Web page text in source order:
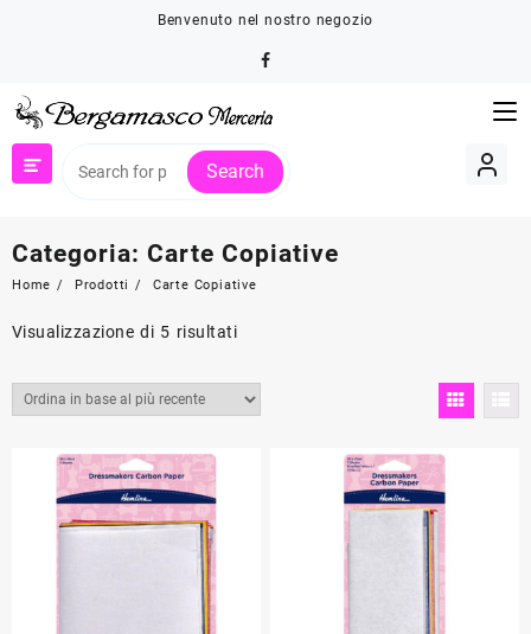
Benvenuto nel nostro negozio
Search
Categoria: Carte Copiative
Home Prodotti Carte Copiative
Visualizzazione di 5 risultatiOrdina
base